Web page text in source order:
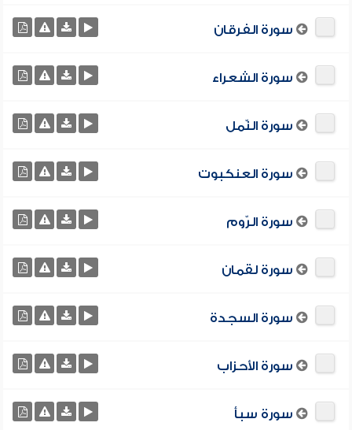
سورة الفرقان
سورة الشعراء
سورة النّمل
سورة العنكبوت
سورة الرّوم
سورة لقمان
سورة السجدة
سورة الأحزاب
سورة سبأ